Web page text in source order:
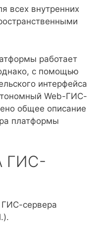
всех внутренних
работает
с помощью
интерфейса
Web-ГИС-
общее описание
платформы
ГИС-
ГИС-сервера